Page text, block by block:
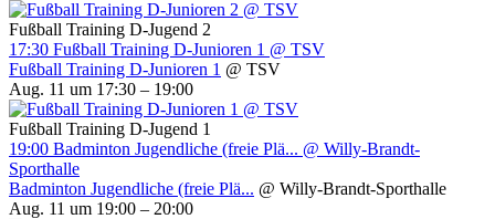
Fußball Training D-Jugend 2
17:30 Fußball Training D-Junioren 1 @ TSV
Fußball Training D-Junioren 1 @ TSV
Aug. 11 um 17:30 – 19:00
Fußball Training D-Jugend 1
19:00 Badminton Jugendliche (freie Plä... @ Willy-Brandt-
Sporthalle
Badminton Jugendliche (freie Plä... @ Willy-Brandt-Sporthalle
Aug. 11 um 19:00 – 20:00